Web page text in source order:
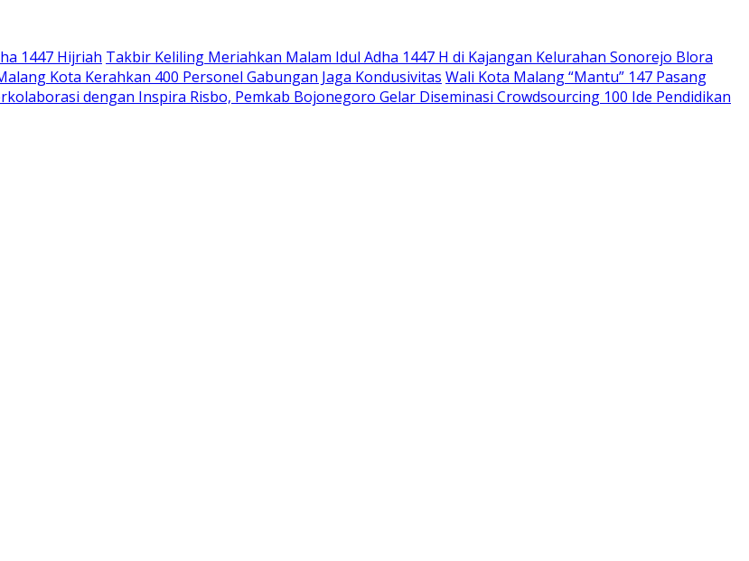
1447 Hijriah Takbir Keliling Meriahkan Malam Idul Adha 1447 H di Kajangan Kelurahan Sonorejo Blora
Kota Kerahkan 400 Personel Gabungan Jaga Kondusivitas Wali Kota Malang “Mantu” 147 Pasang
dengan Inspira Risbo, Pemkab Bojonegoro Gelar Diseminasi Crowdsourcing 100 Ide Pendidikan